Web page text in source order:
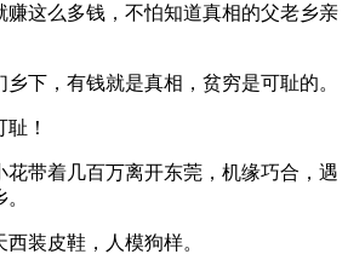
赚这么多钱，不怕知道真相的父老乡亲
下，有钱就是真相，贫穷是可耻的。
！
花带着几百万离开东莞，机缘巧合，遇
装皮鞋，人模狗样。